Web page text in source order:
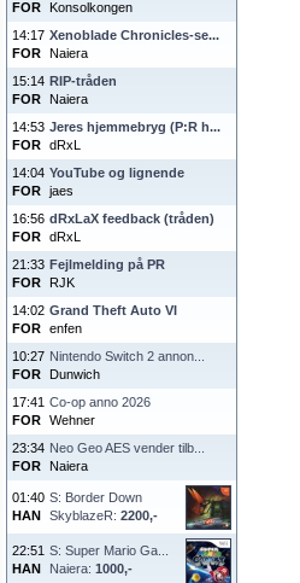
FOR
Konsolkongen
14:17
FOR
Xenoblade Chronicles-se...
Naiera
15:14
FOR
RIP-tråden
Naiera
14:53
FOR
Jeres hjemmebryg (P:R h...
dRxL
14:04
FOR
YouTube og lignende
jaes
16:56
FOR
dRxLaX feedback (tråden)
dRxL
21:33
FOR
Fejlmelding på PR
RJK
14:02
FOR
Grand Theft Auto VI
enfen
10:27
FOR
Nintendo Switch 2 annon...
Dunwich
17:41
FOR
Co-op anno 2026
Wehner
23:34
FOR
Neo Geo AES vender tilb...
Naiera
01:40
HAN
S: Border Down
SkyblazeR: 2200,-
22:51
HAN
S: Super Mario Ga...
Naiera: 1000,-